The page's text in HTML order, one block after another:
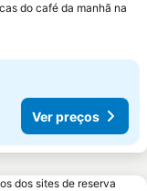
do café da manhã na
Ver preços
dos sites de reserva